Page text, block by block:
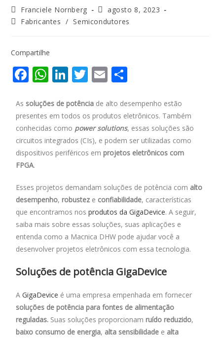
Franciele Nornberg
agosto 8, 2023
Fabricantes / Semicondutores
Compartilhe
F
ac
e
b
o
o
k
W
h
at
s
A
p
Li
n
k
e
dI
n
T
w
itt
er
E
m
ai
l
ar
e
As soluções de potência de alto desempenho estão
presentes em todos os produtos eletrônicos. Também
conhecidas como power solutions, essas soluções são
circuitos integrados (CIs), e podem ser utilizadas como
dispositivos periféricos em projetos eletrônicos com
FPGA.
Esses projetos demandam soluções de potência com alto
desempenho, robustez e confiabilidade, características
que encontramos nosprodutos da GigaDevice. A seguir,
saiba mais sobre essas soluções, suas aplicações e
entenda como a Macnica DHW pode ajudar você a
desenvolver projetos eletrônicos com essa tecnologia.
Soluções de potência GigaDevice
AGigaDevice é uma empresa empenhada em fornecer
soluções de potência para fontes de alimentação
reguladas. Suas soluções proporcionam ruído reduzido,
baixo consumo de energia, alta sensibilidade e alta